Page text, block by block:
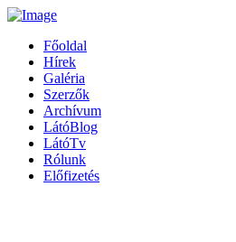
Főoldal
Hírek
Galéria
Szerzők
Archívum
LátóBlog
LátóTv
Rólunk
Előfizetés